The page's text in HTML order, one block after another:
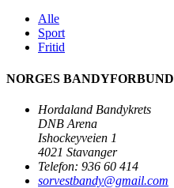
Alle
Sport
Fritid
NORGES BANDYFORBUND
Hordaland Bandykrets
DNB Arena
Ishockeyveien 1
4021 Stavanger
Telefon: 936 60 414
sorvestbandy@gmail.com